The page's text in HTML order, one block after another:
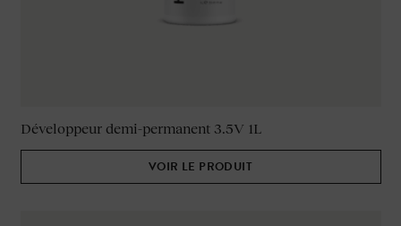
Développeur demi-permanent 3.5V 1L
VOIR LE PRODUIT